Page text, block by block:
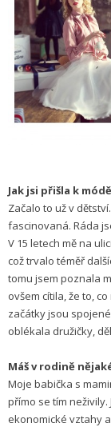
Jak jsi přišla k
Začalo to už v
fascinovaná. Ráda
V 15 letech mě na
což trvalo téměř
tomu jsem poznala
ovšem cítila, že to,
začátky jsou
oblékala družičky,
Máš v rodině
Moje babička s
přímo se tím
ekonomické vztahy